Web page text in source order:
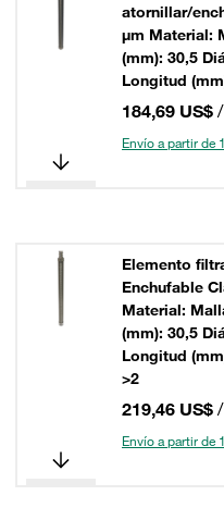
atornillar/
µm Material:
(mm): 30,5
Longitud
184,69 US$
Envío a partir de
Elemento
Enchufable
Material:
(mm): 30,5
Longitud
>2
219,46 US$
Envío a partir de